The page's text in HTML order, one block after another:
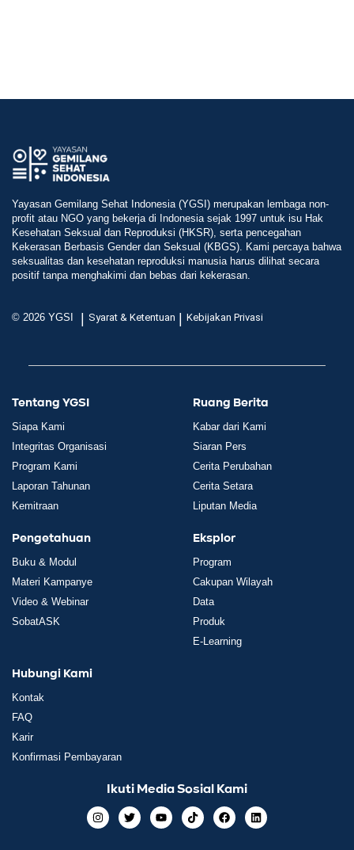
Yayasan Gemilang Sehat Indonesia (YGSI) merupakan lembaga non-
profit atau NGO yang bekerja di Indonesia sejak 1997 untuk isu Hak
Kesehatan Seksual dan Reproduksi (HKSR), serta pencegahan
Kekerasan Berbasis Gender dan Seksual (KBGS). Kami percaya bahwa
seksualitas dan kesehatan reproduksi manusia harus dilihat secara
positif tanpa menghakimi dan bebas dari kekerasan.
© 2026 YGSI Syarat & Ketentuan Kebijakan Privasi
Tentang YGSI
Siapa Kami
Integritas Organisasi
Program Kami
Laporan Tahunan
Kemitraan
Ruang Berita
Kabar dari Kami
Siaran Pers
Cerita Perubahan
Cerita Setara
Liputan Media
Pengetahuan
Buku & Modul
Materi Kampanye
Video & Webinar
SobatASK
Eksplor
Program
Cakupan Wilayah
Data
Produk
E-Learning
Hubungi Kami
Kontak
FAQ
Karir
Konfirmasi Pembayaran
Ikuti Media Sosial Kami